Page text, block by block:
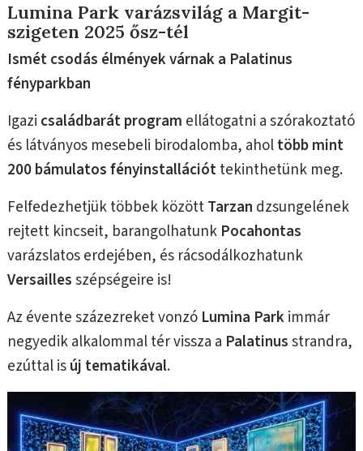
Lumina Park varázsvilág a Margit-
szigeten 2025 ősz-tél
Ismét csodás élmények várnak a Palatinus
fényparkban
Igazi családbarát program ellátogatni a szórakoztató
és látványos mesebeli birodalomba, aholtöbb mint
200 bámulatos fényinstallációttekinthetünk meg.
Felfedezhetjük többek közöttTarzan dzsungelének
rejtett kincseit, barangolhatunk Pocahontas
varázslatos erdejében, és rácsodálkozhatunk
Versaillesszépségeire is!
Az évente százezreket vonzó Lumina Parkimmár
negyedik alkalommal tér vissza a Palatinusstrandra,
ezúttal isúj tematikával.